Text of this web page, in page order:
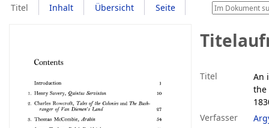
Titel Inhalt Übersicht Seite
Titel
An
the
Verfasser